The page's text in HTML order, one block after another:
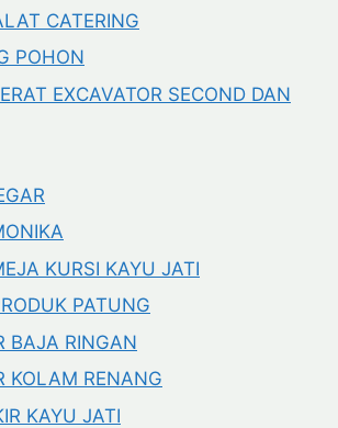
CATERING
POHON
EXCAVATOR SECOND DAN
KURSI KAYU JATI
PATUNG
BAJA RINGAN
KOLAM RENANG
KAYU JATI